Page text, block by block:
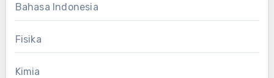
Bahasa Indonesia
Fisika
Kimia